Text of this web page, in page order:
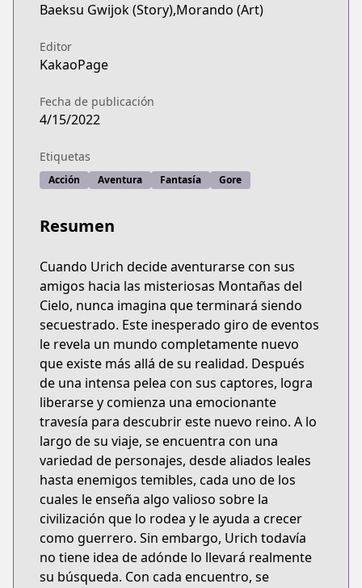
Baeksu Gwijok (Story),Morando (Art)
Editor
KakaoPage
Fecha de publicación
4/15/2022
Etiquetas
Acción Aventura Fantasía Gore
Resumen
Cuando Urich decide aventurarse con sus
amigos hacia las misteriosas Montañas del
Cielo, nunca imagina que terminará siendo
secuestrado. Este inesperado giro de eventos
le revela un mundo completamente nuevo
que existe más allá de su realidad. Después
de una intensa pelea con sus captores, logra
liberarse y comienza una emocionante
travesía para descubrir este nuevo reino. A lo
largo de su viaje, se encuentra con una
variedad de personajes, desde aliados leales
hasta enemigos temibles, cada uno de los
cuales le enseña algo valioso sobre la
civilización que lo rodea y le ayuda a crecer
como guerrero. Sin embargo, Urich todavía
no tiene idea de adónde lo llevará realmente
su búsqueda. Con cada encuentro, se